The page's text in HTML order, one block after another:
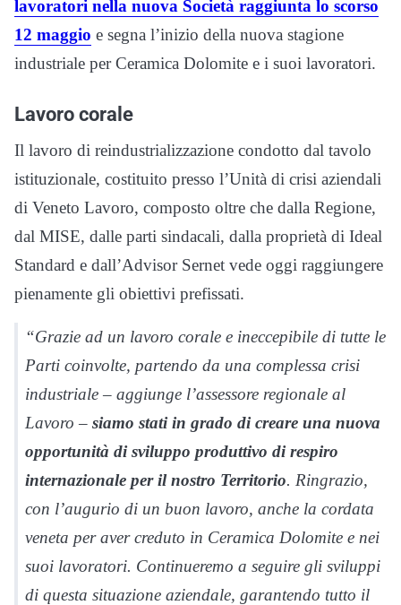
lavoratori nella nuova Società raggiunta lo scorso
12 maggio e segna l’inizio della nuova stagione
industriale per Ceramica Dolomite e i suoi lavoratori.
Lavoro corale
Il lavoro di reindustrializzazione condotto dal tavolo
istituzionale, costituito presso l’Unità di crisi aziendali
di Veneto Lavoro, composto oltre che dalla Regione,
dal MISE, dalle parti sindacali, dalla proprietà di Ideal
Standard e dall’Advisor Sernet vede oggi raggiungere
pienamente gli obiettivi prefissati.
“Grazie ad un lavoro corale e ineccepibile di tutte le
Parti coinvolte, partendo da una complessa crisi
industriale – aggiunge l’assessore regionale al
Lavoro – siamo stati in grado di creare una nuova
opportunità di sviluppo produttivo di respiro
internazionale per il nostro Territorio. Ringrazio,
con l’augurio di un buon lavoro, anche la cordata
veneta per aver creduto in Ceramica Dolomite e nei
suoi lavoratori. Continueremo a seguire gli sviluppi
di questa situazione aziendale, garantendo tutto il